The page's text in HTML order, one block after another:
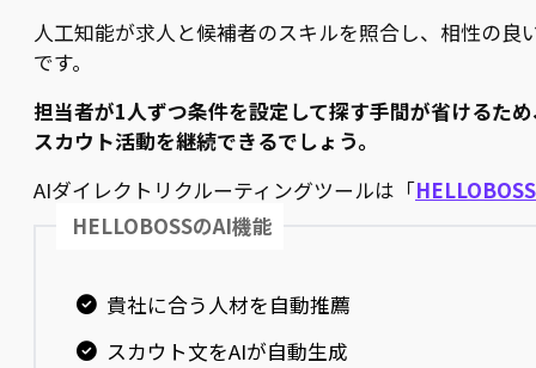
人工知能が求人と候補者のスキルを照合し、相性の良
です。
担当者が1人ずつ条件を設定して探す手間が省けるた
スカウト活動を継続できるでしょう。
AIダイレクトリクルーティングツールは「HELLOBOSS
HELLOBOSSのAI機能
貴社に合う人材を自動推薦
スカウト文をAIが自動生成